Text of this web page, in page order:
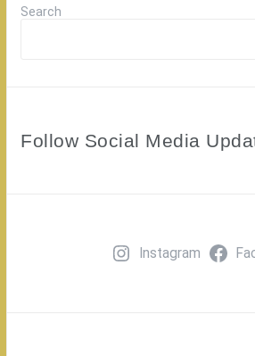
Search
Follow Social Media
Instagram